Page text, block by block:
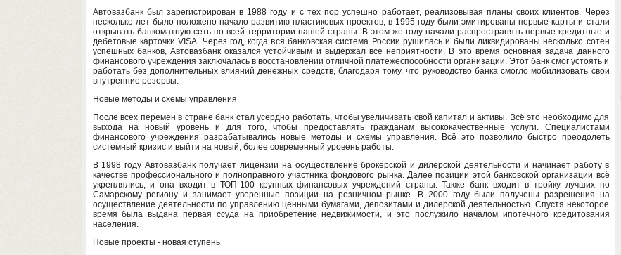
Автовазбанк был зарегистрирован в 1988 году и с тех пор успешно работает, реализовывая планы своих клиентов. Через
несколько лет было положено начало развитию пластиковых проектов, в 1995 году были эмитированы первые карты и стали
открывать банкоматную сеть по всей территории нашей страны. В этом же году начали распространять первые кредитные и
дебетовые карточки VISA. Через год, когда вся банковская система России рушилась и были ликвидированы несколько сотен
успешных банков, Автовазбанк оказался устойчивым и выдержал все неприятности. В это время основная задача данного
финансового учреждения заключалась в восстановлении отличной платежеспособности организации. Этот банк смог устоять и
работать без дополнительных влияний денежных средств, благодаря тому, что руководство банка смогло мобилизовать свои
внутренние резервы.
Новые методы и схемы управления
После всех перемен в стране банк стал усердно работать, чтобы увеличивать свой капитал и активы. Всё это необходимо для
выхода на новый уровень и для того, чтобы предоставлять гражданам высококачественные услуги. Специалистами
финансового учреждения разрабатывались новые методы и схемы управления. Всё это позволило быстро преодолеть
системный кризис и выйти на новый, более современный уровень работы.
В 1998 году Автовазбанк получает лицензии на осуществление брокерской и дилерской деятельности и начинает работу в
качестве профессионального и полноправного участника фондового рынка. Далее позиции этой банковской организации всё
укреплялись, и она входит в ТОП-100 крупных финансовых учреждений страны. Также банк входит в тройку лучших по
Самарскому региону и занимает уверенные позиции на розничном рынке. В 2000 году были получены разрешения на
осуществление деятельности по управлению ценными бумагами, депозитами и дилерской деятельностью. Спустя некоторое
время была выдана первая ссуда на приобретение недвижимости, и это послужило началом ипотечного кредитования
населения.
Новые проекты - новая ступень